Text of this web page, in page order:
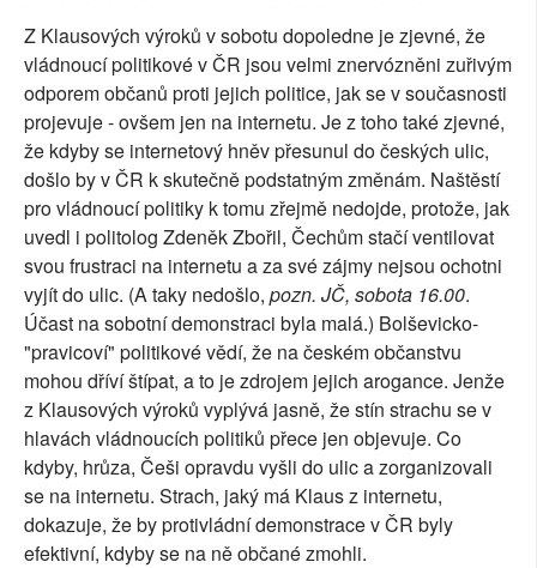
Z Klausových výroků v sobotu dopoledne je zjevné, že
vládnoucí politikové v ČR jsou velmi znervózněni zuřivým
odporem občanů proti jejich politice, jak se v současnosti
projevuje - ovšem jen na internetu. Je z toho také zjevné,
že kdyby se internetový hněv přesunul do českých ulic,
došlo by v ČR k skutečně podstatným změnám. Naštěstí
pro vládnoucí politiky k tomu zřejmě nedojde, protože, jak
uvedl i politolog Zdeněk Zbořil, Čechům stačí ventilovat
svou frustraci na internetu a za své zájmy nejsou ochotni
vyjít do ulic. (A taky nedošlo, pozn. JČ, sobota 16.00.
Účast na sobotní demonstraci byla malá.) Bolševicko-
"pravicoví" politikové vědí, že na českém občanstvu
mohou dříví štípat, a to je zdrojem jejich arogance. Jenže
z Klausových výroků vyplývá jasně, že stín strachu se v
hlavách vládnoucích politiků přece jen objevuje. Co
kdyby, hrůza, Češi opravdu vyšli do ulic a zorganizovali
se na internetu. Strach, jaký má Klaus z internetu,
dokazuje, že by protivládní demonstrace v ČR byly
efektivní, kdyby se na ně občané zmohli.